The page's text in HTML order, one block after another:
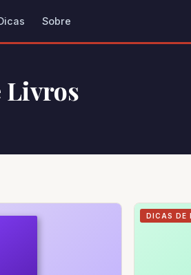
Sobre
Livros
DICAS DE